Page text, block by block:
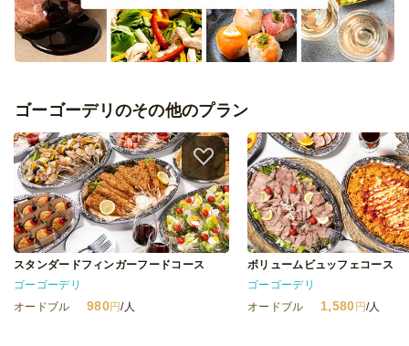
ゴーゴーデリのその他のプラン
スタンダードフィンガーフードコース
ゴーゴーデリ
オードブル
980円/人
ボリュームビュッフェコース
ゴーゴーデリ
オードブル
1,580 円/人